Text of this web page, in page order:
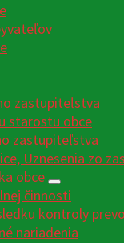
zastupiteľstva
starostu obce
zastupiteľstva
Uznesenia zo
obce
činnosti
kontroly
nariadenia